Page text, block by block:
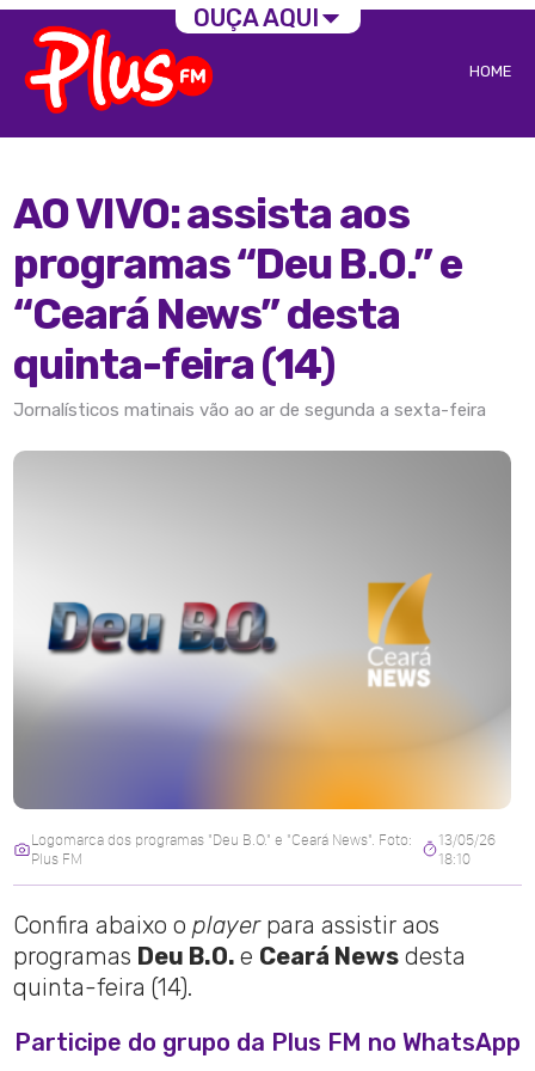
HOME
AO VIVO: assista aos
programas “Deu B.O.” e
“Ceará News” desta
quinta-feira (14)
Jornalísticos matinais vão ao ar de segunda a sexta-feira
Logomarca dos programas "Deu B.O." e "Ceará News". Foto:
Plus FM
13/05/26
18:10
Confira abaixo oplayerpara assistir aos
programas Deu B.O.e Ceará News desta
quinta-feira (14).
Participe do grupo da Plus FM no WhatsApp
OUÇA AQUI